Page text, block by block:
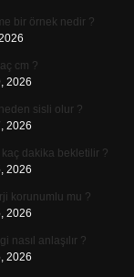
bir örnek nedir ?
cm ?
2026
neden sisli olur ?
2026
kaç dakika bekletilir ?
2026
korunumlu mu ?
2026
nasıl anlaşılır ?
2026